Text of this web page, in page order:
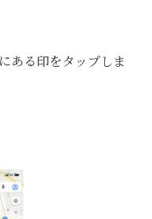
ある印をタップしま